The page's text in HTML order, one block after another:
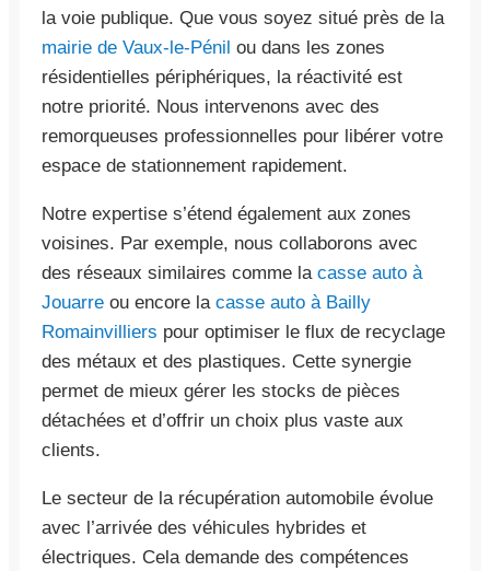
la voie publique. Que vous soyez situé près de la
mairie de Vaux-le-Pénil ou dans les zones
résidentielles périphériques, la réactivité est
notre priorité. Nous intervenons avec des
remorqueuses professionnelles pour libérer votre
espace de stationnement rapidement.
Notre expertise s’étend également aux zones
voisines. Par exemple, nous collaborons avec
des réseaux similaires comme la casse auto à
Jouarre ou encore la casse auto à Bailly
Romainvilliers pour optimiser le flux de recyclage
des métaux et des plastiques. Cette synergie
permet de mieux gérer les stocks de pièces
détachées et d’offrir un choix plus vaste aux
clients.
Le secteur de la récupération automobile évolue
avec l’arrivée des véhicules hybrides et
électriques. Cela demande des compétences